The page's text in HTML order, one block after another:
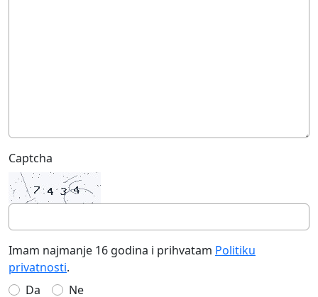
Captcha
Imam najmanje 16 godina i prihvatam Politiku
privatnosti.
Da
Ne